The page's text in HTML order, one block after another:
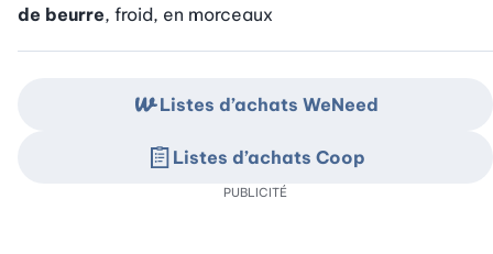
de beurre, froid, en morceaux
Listes d’achats WeNeed
Listes d’achats Coop
PUBLICITÉ